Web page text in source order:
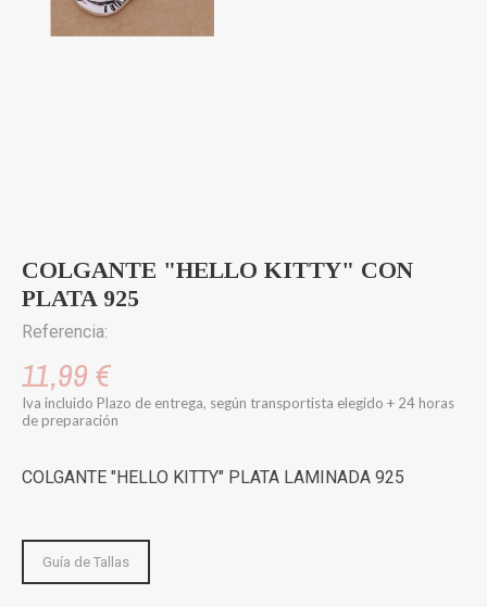
COLGANTE "HELLO KITTY" CON
PLATA 925
Referencia:
11,99 €
Iva incluido Plazo de entrega, según transportista elegido + 24 horas
de preparación
COLGANTE "HELLO KITTY" PLATA LAMINADA 925
Guía de Tallas